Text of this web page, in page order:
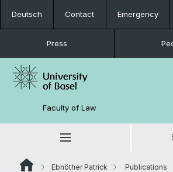
Deutsch Contact Emergency
Press
Faculty of Law
Ebnöther Patrick Publications